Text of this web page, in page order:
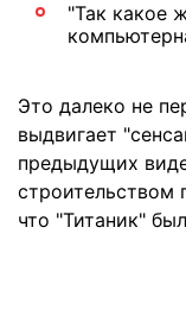
"Так какое
Это далеко не
выдвигает
предыдущих
строительством
что "Титаник"